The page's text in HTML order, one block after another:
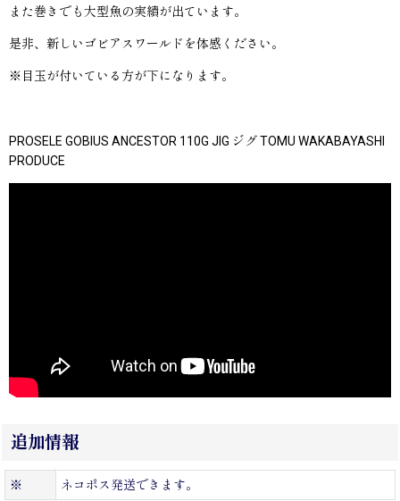
また巻きでも大型魚の実績が出ています。
是非、新しいゴビアスワールドを体感ください。
※目玉が付いている方が下になります。
PROSELE GOBIUS ANCESTOR 110G JIG ジグ TOMU WAKABAYASHI
PRODUCE
追加情報
※ ネコポス発送できます。